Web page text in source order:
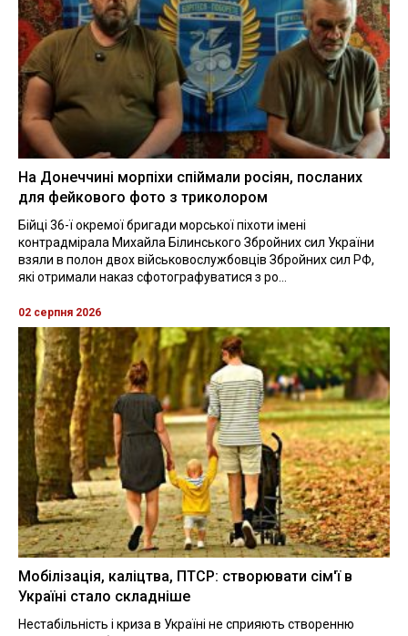
На Донеччині морпіхи спіймали росіян, посланих
для фейкового фото з триколором
Бійці 36-ї окремої бригади морської піхоти імені
контрадмірала Михайла Білинського Збройних сил України
взяли в полон двох військовослужбовців Збройних сил РФ,
які отримали наказ сфотографуватися з ро...
02 серпня 2026
Мобілізація, каліцтва, ПТСР: створювати сім'ї в
Україні стало складніше
Нестабільність і криза в Україні не сприяють створенню